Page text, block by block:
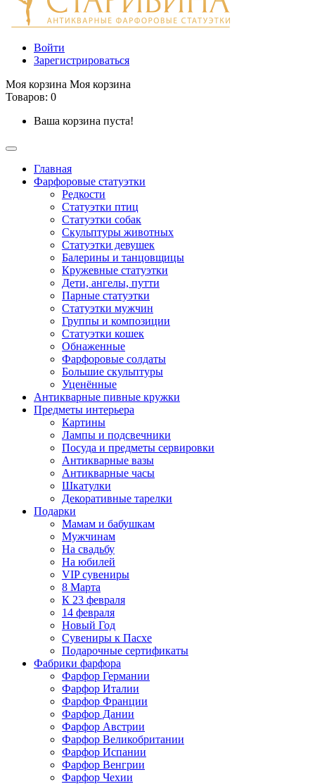
Войти
Зарегистрироваться
Моя корзина Моя корзина
Товаров: 0
Ваша корзина пуста!
Главная
Фарфоровые статуэтки
Редкости
Cтатуэтки птиц
Cтатуэтки собак
Скульптуры животных
Статуэтки девушек
Балерины и танцовщицы
Кружевные статуэтки
Дети, ангелы, путти
Парные статуэтки
Статуэтки мужчин
Группы и композиции
Статуэтки кошек
Обнаженные
Фарфоровые солдаты
Большие скульптуры
Уценённые
Антикварные пивные кружки
Предметы интерьера
Картины
Лампы и подсвечники
Посуда и предметы сервировки
Антикварные вазы
Антикварные часы
Шкатулки
Декоративные тарелки
Подарки
Мамам и бабушкам
Мужчинам
На свадьбу
На юбилей
VIP сувениры
8 Марта
К 23 февраля
14 февраля
Новый Год
Сувениры к Пасхе
Подарочные сертификаты
Фабрики фарфора
Фарфор Германии
Фарфор Италии
Фарфор Франции
Фарфор Дании
Фарфор Австрии
Фарфор Великобритании
Фарфор Испании
Фарфор Венгрии
Фарфор Чехии